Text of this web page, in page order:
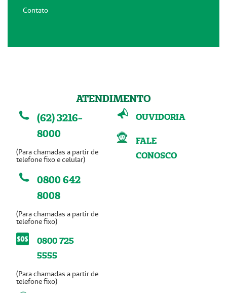
Contato
ATENDIMENTO
(62) 3216-
8000
(Para chamadas a partir de
telefone fixo e celular)
0800 642
8008
(Para chamadas a partir de
telefone fixo)
0800 725
5555
(Para chamadas a partir de
telefone fixo)
OUVIDORIA
FALE
CONOSCO